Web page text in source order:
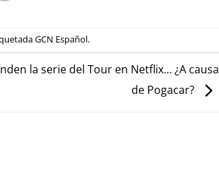
GCN Español.
la serie del Tour en Netflix… ¿A causa
de Pogacar?